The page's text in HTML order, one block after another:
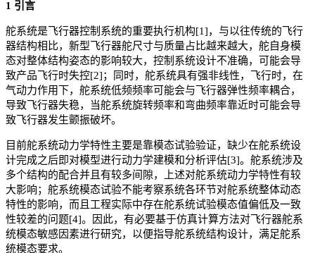
1 引言
舵系统是飞行器控制系统的重要执行机构[1]，与以往传统的飞行
器结构相比，新型飞行器舵尺寸与质量占比越来越大，舵自身模
态对整体结构姿态的影响较大，控制系统设计不准确，可能会导
致产品飞行时失控[2]；同时，舵系统具有强非线性，飞行时，在
气动力作用下，舵系统低频频率可能会与飞行器弹性频率耦合，
导致飞行器失稳，当舵系统旋转频率和弯曲频率靠近时可能会导
致飞行器发生颤振破坏。
目前舵系统动力学特性主要是靠模态试验验证，缺少在舵系统设
计完成之后即对模型进行动力学建模和分析评估[3]。舵系统涉及
多个结构的配合并且有较多间隙，上述对舵系统动力学特性有较
大影响；舵系统模态试验不能考察系统各环节对舵系统整体动态
特性的影响，而且工程实际中存在舵系统试验模态值偏低及一致
性较差的问题[4]。因此，有必要基于仿真计算方法对飞行器舵系
统模态敏感因素进行研究，以便指导舵系统结构设计，满足舵系
统模态要求。